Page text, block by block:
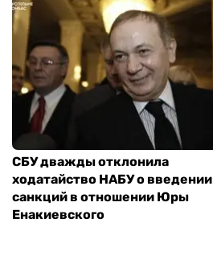
СБУ дважды отклонила
ходатайство НАБУ о введении
санкций в отношении Юры
Енакиевского